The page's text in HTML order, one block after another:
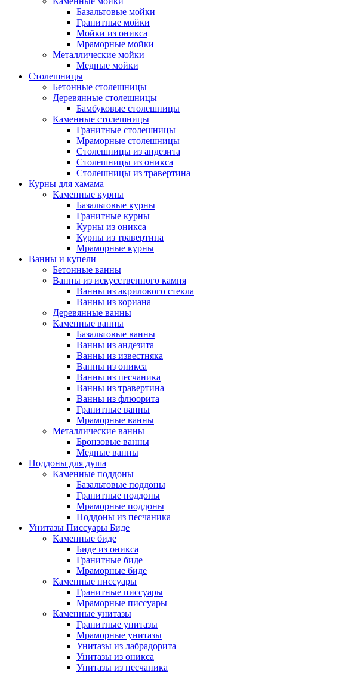
Базальтовые мойки
Гранитные мойки
Мойки из оникса
Мраморные мойки
Металлические мойки
Медные мойки
Столешницы
Бетонные столешницы
Деревянные столешницы
Бамбуковые столешницы
Каменные столешницы
Гранитные столешницы
Мраморные столешницы
Столешницы из андезита
Столешницы из оникса
Столешницы из травертина
Курны для хамама
Каменные курны
Базальтовые курны
Гранитные курны
Курны из оникса
Курны из травертина
Мраморные курны
Ванны и купели
Бетонные ванны
Ванны из искусственного камня
Ванны из акрилового стекла
Ванны из кориана
Деревянные ванны
Каменные ванны
Базальтовые ванны
Ванны из андезита
Ванны из известняка
Ванны из оникса
Ванны из песчаника
Ванны из травертина
Ванны из флюорита
Гранитные ванны
Мраморные ванны
Металлические ванны
Бронзовые ванны
Медные ванны
Поддоны для душа
Каменные поддоны
Базальтовые поддоны
Гранитные поддоны
Мраморные поддоны
Поддоны из песчаника
Унитазы Писсуары Биде
Каменные биде
Биде из оникса
Гранитные биде
Мраморные биде
Каменные писсуары
Гранитные писсуары
Мраморные писсуары
Каменные унитазы
Гранитные унитазы
Мраморные унитазы
Унитазы из лабрадорита
Унитазы из оникса
Унитазы из песчаника